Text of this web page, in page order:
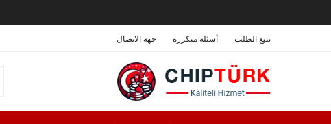
تتبع الطلب أسئلة متكررة جهة الاتصال